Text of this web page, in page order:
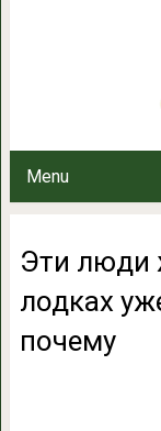
Menu
Эти люди
лодках
почему